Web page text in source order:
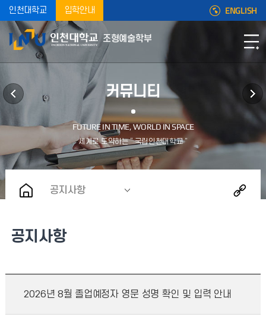
인천대학교 입학안내 ENGLISH
조형예술학부
커뮤니티
공지사항
공지사항
2026년 8월 졸업예정자 영문 성명 확인 및 입력 안내